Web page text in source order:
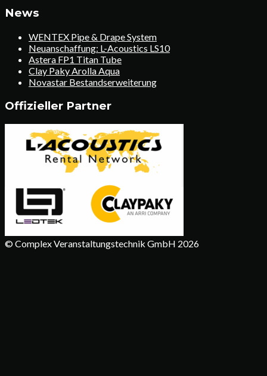
News
WENTEX Pipe & Drape System
Neuanschaffung: L-Acoustics LS10
Astera FP1 Titan Tube
Clay Paky Arolla Aqua
Novastar Bestandserweiterung
Offizieller Partner
© Complex Veranstaltungstechnik GmbH 2026